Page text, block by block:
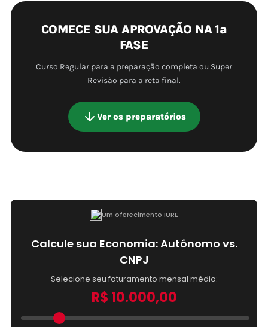
COMECE SUA APROVAÇÃO NA 1ª
FASE
Curso Regular para a preparação completa ou Super
Revisão para a reta final.
Ver os preparatórios